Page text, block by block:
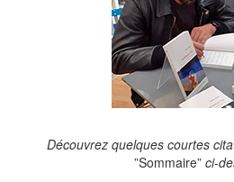
Découvrez quelques courtes
”Sommaire” ci-